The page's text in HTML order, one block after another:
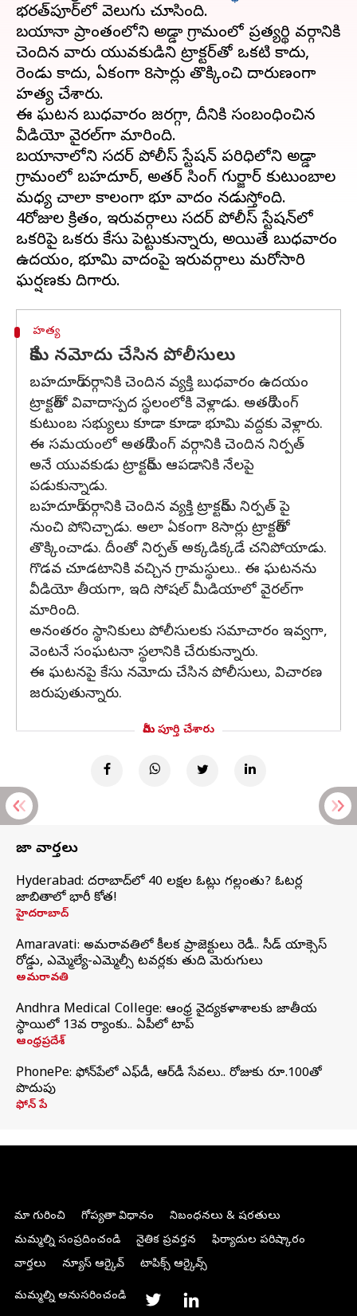
భరత్‌పూర్‌లో వెలుగు చూసింది.
బయానా ప్రాంతంలోని అడ్డా గ్రామంలో ప్రత్యర్థి వర్గానికి
చెందిన వారు యువకుడిని ట్రాక్టర్‌తో ఒకటి కాదు,
రెండు కాదు, ఏకంగా 8సార్లు తొక్కించి దారుణంగా
హత్య చేశారు.
ఈ ఘటన బుధవారం జరగ్గా, దీనికి సంబంధించిన
వీడియో వైరల్‌గా మారింది.
బయానాలోని సదర్ పోలీస్ స్టేషన్ పరిధిలోని అడ్డా
గ్రామంలో బహదూర్, అతర్ సింగ్ గుర్జార్ కుటుంబాల
మధ్య చాలా కాలంగా భూ వివాదం నడుస్తోంది.
4రోజుల క్రితం, ఇరువర్గాలు సదర్ పోలీస్ స్టేషన్‌లో
ఒకరిపై ఒకరు కేసు పెట్టుకున్నారు, అయితే బుధవారం
ఉదయం, భూమి వివాదంపై ఇరువర్గాలు మరోసారి
హత్య
కేసు నమోదు చేసిన పోలీసులు
బహదూర్ వర్గానికి చెందిన వ్యక్తి బుధవారం ఉదయం
ట్రాక్టర్‌తో వివాదాస్పద స్థలంలోకి వెళ్లాడు. అతర్ సింగ్
కుటుంబ సభ్యులు కూడా కూడా భూమి వద్దకు వెళ్లారు.
ఈ సమయంలో అతర్ సింగ్ వర్గానికి చెందిన నిర్పత్
అనే యువకుడు ట్రాక్టర్‌ను ఆపడానికి నేలపై
పడుకున్నాడు.
బహదూర్ వర్గానికి చెందిన వ్యక్తి ట్రాక్టర్‌ను నిర్పత్ పై
నుంచి పోనిచ్చాడు. అలా ఏకంగా 8సార్లు ట్రాక్టర్‌తో
తొక్కించాడు. దీంతో నిర్పత్ అక్కడిక్కడే చనిపోయాడు.
గొడవ చూడటానికి వచ్చిన గ్రామస్థులు.. ఈ ఘటనను
వీడియో తీయగా, ఇది సోషల్ మీడియాలో వైరల్‌గా
మారింది.
అనంతరం స్థానికులు పోలీసులకు సమాచారం ఇవ్వగా,
వెంటనే సంఘటనా స్థలానికి చేరుకున్నారు.
ఈ ఘటనపై కేసు నమోదు చేసిన పోలీసులు, విచారణ
జరుపుతున్నారు.
మీరు పూర్తి చేశారు
తాజా వార్తలు
Hyderabad: హైదరాబాద్‌లో 40 లక్షల ఓట్లు గల్లంతు? ఓటర్ల
జాబితాలో భారీ కోత!
హైదరాబాద్
Amaravati: అమరావతిలో కీలక ప్రాజెక్టులు రెడీ.. సీడ్‌ యాక్సెస్‌
రోడ్డు, ఎమ్మెల్యే-ఎమ్మెల్సీ టవర్లకు తుది మెరుగులు
అమరావతి
Andhra Medical College: ఆంధ్ర వైద్యకళాశాలకు జాతీయ
స్థాయిలో 13వ ర్యాంకు.. ఏపీలో టాప్
ఆంధ్రప్రదేశ్
PhonePe: ఫోన్‌పేలో ఎఫ్‌డీ, ఆర్‌డీ సేవలు.. రోజుకు రూ.100తో
పొదుపు
ఫోన్‌ పే
మా గురించి గోప్యతా విధానం
నిబంధనలు & షరతులు
మమ్మల్ని సంప్రదించండి
నైతిక ప్రవర్తన
ఫిర్యాదుల పరిష్కారం
వార్తలు
న్యూస్ ఆర్కైవ్ టాపిక్స్ ఆర్కైవ్స్
మమ్మల్ని అనుసరించండి